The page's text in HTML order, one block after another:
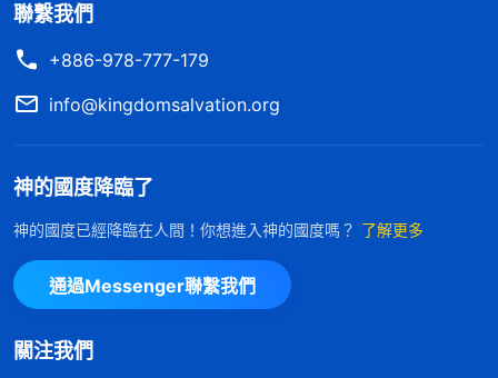
種情况，就是他把本分當成職業、當成飯碗了，以此
來撈取資本，同時也把所盡的本分當成了得賞賜的條
件、籌碼，只做點面子活應付上面，根本没有把神的
工作他就有反感、抵觸的心理。是不是這樣？
是他對待這項工作的態度是錯誤的，他只考慮肉體安
逸舒適，只考慮自己的地位臉面，而不考慮工作果
效、神家利益，絲毫不尋求按真理原則辦事。如果他
真有點良心理智的話就能理解上面的過問與監督了，
聯繫我們
+886-978-777-179
info@kingdomsalvation.org
神的國度降臨了
神的國度已經降臨在人間！你想進入神的國度嗎？ 了解更多
通過Messenger聯繫我們
關注我們